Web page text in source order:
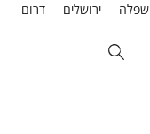
שפלה ירושלים דרום